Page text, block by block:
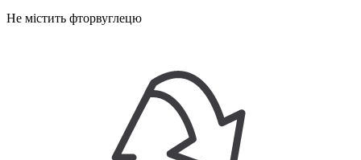
Не містить фторвуглецю